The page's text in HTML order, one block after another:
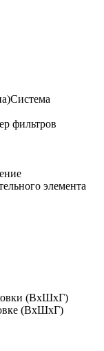
Система
фильтров
элемента
(ВxШxГ)
(ВxШxГ)